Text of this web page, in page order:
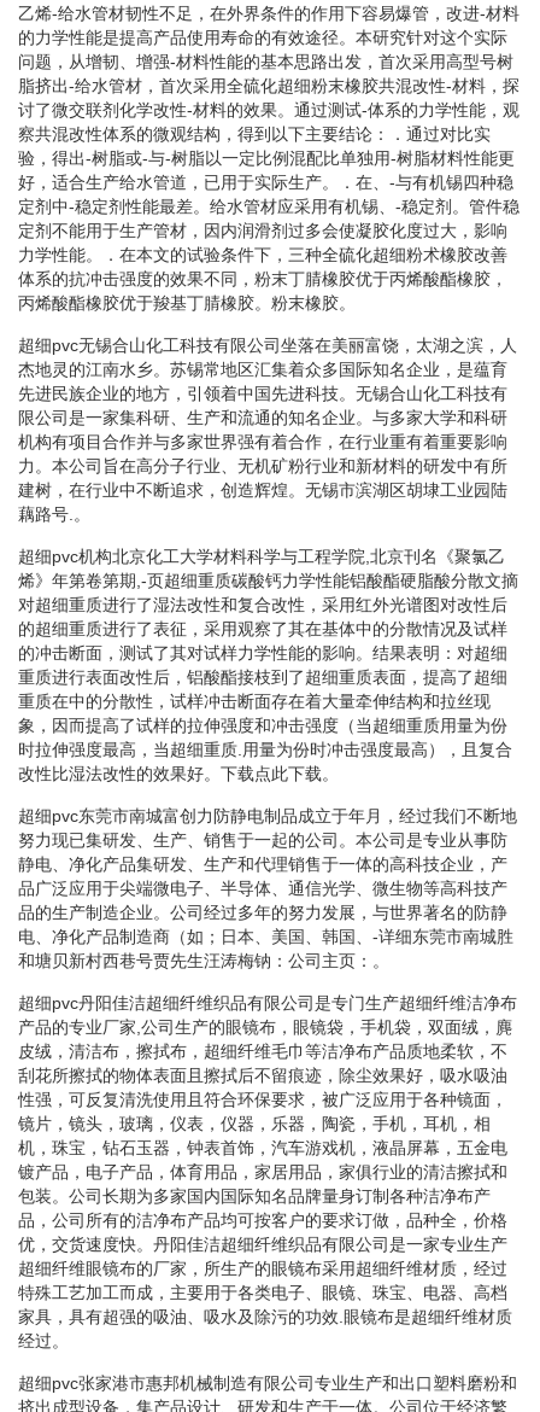
乙烯-给水管材韧性不足，在外界条件的作用下容易爆管，改进-材料
的力学性能是提高产品使用寿命的有效途径。本研究针对这个实际
问题，从增韧、增强-材料性能的基本思路出发，首次采用高型号树
脂挤出-给水管材，首次采用全硫化超细粉末橡胶共混改性-材料，探
讨了微交联剂化学改性-材料的效果。通过测试-体系的力学性能，观
察共混改性体系的微观结构，得到以下主要结论：．通过对比实
验，得出-树脂或-与-树脂以一定比例混配比单独用-树脂材料性能更
好，适合生产给水管道，已用于实际生产。．在、-与有机锡四种稳
定剂中-稳定剂性能最差。给水管材应采用有机锡、-稳定剂。管件稳
定剂不能用于生产管材，因内润滑剂过多会使凝胶化度过大，影响
力学性能。．在本文的试验条件下，三种全硫化超细粉术橡胶改善
体系的抗冲击强度的效果不同，粉末丁腈橡胶优于丙烯酸酯橡胶，
丙烯酸酯橡胶优于羧基丁腈橡胶。粉末橡胶。
超细pvc无锡合山化工科技有限公司坐落在美丽富饶，太湖之滨，人
杰地灵的江南水乡。苏锡常地区汇集着众多国际知名企业，是蕴育
先进民族企业的地方，引领着中国先进科技。无锡合山化工科技有
限公司是一家集科研、生产和流通的知名企业。与多家大学和科研
机构有项目合作并与多家世界强有着合作，在行业重有着重要影响
力。本公司旨在高分子行业、无机矿粉行业和新材料的研发中有所
建树，在行业中不断追求，创造辉煌。无锡市滨湖区胡埭工业园陆
藕路号.。
超细pvc机构北京化工大学材料科学与工程学院,北京刊名《聚氯乙
烯》年第卷第期,-页超细重质碳酸钙力学性能铝酸酯硬脂酸分散文摘
对超细重质进行了湿法改性和复合改性，采用红外光谱图对改性后
的超细重质进行了表征，采用观察了其在基体中的分散情况及试样
的冲击断面，测试了其对试样力学性能的影响。结果表明：对超细
重质进行表面改性后，铝酸酯接枝到了超细重质表面，提高了超细
重质在中的分散性，试样冲击断面存在着大量牵伸结构和拉丝现
象，因而提高了试样的拉伸强度和冲击强度（当超细重质用量为份
时拉伸强度最高，当超细重质.用量为份时冲击强度最高），且复合
改性比湿法改性的效果好。下载点此下载。
超细pvc东莞市南城富创力防静电制品成立于年月，经过我们不断地
努力现已集研发、生产、销售于一起的公司。本公司是专业从事防
静电、净化产品集研发、生产和代理销售于一体的高科技企业，产
品广泛应用于尖端微电子、半导体、通信光学、微生物等高科技产
品的生产制造企业。公司经过多年的努力发展，与世界著名的防静
电、净化产品制造商（如；日本、美国、韩国、-详细东莞市南城胜
和塘贝新村西巷号贾先生汪涛梅钠：公司主页：。
超细pvc丹阳佳洁超细纤维织品有限公司是专门生产超细纤维洁净布
产品的专业厂家,公司生产的眼镜布，眼镜袋，手机袋，双面绒，麂
皮绒，清洁布，擦拭布，超细纤维毛巾等洁净布产品质地柔软，不
刮花所擦拭的物体表面且擦拭后不留痕迹，除尘效果好，吸水吸油
性强，可反复清洗使用且符合环保要求，被广泛应用于各种镜面，
镜片，镜头，玻璃，仪表，仪器，乐器，陶瓷，手机，耳机，相
机，珠宝，钻石玉器，钟表首饰，汽车游戏机，液晶屏幕，五金电
镀产品，电子产品，体育用品，家居用品，家俱行业的清洁擦拭和
包装。公司长期为多家国内国际知名品牌量身订制各种洁净布产
品，公司所有的洁净布产品均可按客户的要求订做，品种全，价格
优，交货速度快。丹阳佳洁超细纤维织品有限公司是一家专业生产
超细纤维眼镜布的厂家，所生产的眼镜布采用超细纤维材质，经过
特殊工艺加工而成，主要用于各类电子、眼镜、珠宝、电器、高档
家具，具有超强的吸油、吸水及除污的功效.眼镜布是超细纤维材质
经过。
超细pvc张家港市惠邦机械制造有限公司专业生产和出口塑料磨粉和
挤出成型设备，集产品设计、研发和生产于一体。公司位于经济繁